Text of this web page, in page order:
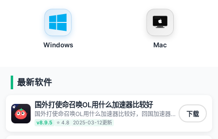
Windows Mac
最新软件
国外打使命召唤OL用什么加速器比较好
国外打使命召唤OL用什么加速器比较好，回国加速器拥
有全球海量节点覆盖，运营商专线不卡顿超稳定，专为
海外华人和留学生打造，帮助海外华人免除地域限制，
v8.9.5 ⭐ 4.8 2025-03-12更新
下载